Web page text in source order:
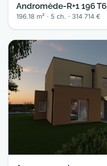
Andromède-R+1 196 T6
196.18 m² · 5 ch. · 314 714 €